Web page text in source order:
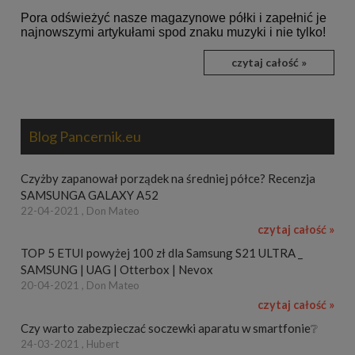
Pora odświeżyć nasze magazynowe półki i zapełnić je
najnowszymi artykułami spod znaku muzyki i nie tylko!
czytaj całość »
Blog Pancernik.eu
Czyżby zapanował porządek na średniej półce? Recenzja
SAMSUNGA GALAXY A52
22-04-2021 , Don Mateo
czytaj całość »
TOP 5 ETUI powyżej 100 zł dla Samsung S21 ULTRA _
SAMSUNG | UAG | Otterbox | Nevox
20-04-2021 , Don Mateo
czytaj całość »
Czy warto zabezpieczać soczewki aparatu w smartfonie❔
24-03-2021 , Hubert